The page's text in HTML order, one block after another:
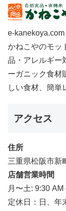
e-kanekoya.com
かねこやのモッ
品・アレルギー
ーガニック食材
しい食材、簡単
アクセス
住所
三重県松阪市新
店舗営業時間
月〜土: 9:30 AM
定休日：日、年